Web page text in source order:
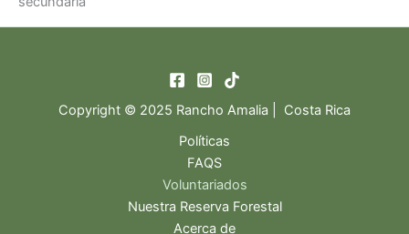
Copyright © 2025 Rancho Amalia | Costa Rica
Políticas
FAQS
Voluntariados
Nuestra Reserva Forestal
Acerca de